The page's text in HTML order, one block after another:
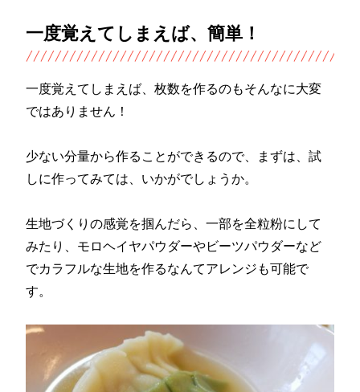
一度覚えてしまえば、簡単！
一度覚えてしまえば、枚数を作るのもそんなに大変
ではありません！
少ない分量から作ることができるので、まずは、試
しに作ってみては、いかがでしょうか。
生地づくりの感覚を掴んだら、一部を全粒粉にして
みたり、モロヘイヤパウダーやビーツパウダーなど
でカラフルな生地を作るなんてアレンジも可能で
す。